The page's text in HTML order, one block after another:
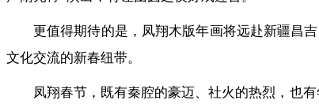
更值得期待的是，凤翔木版年画将远赴新疆昌
文化交流的新春纽带。
凤翔春节，既有秦腔的豪迈、社火的热烈，也